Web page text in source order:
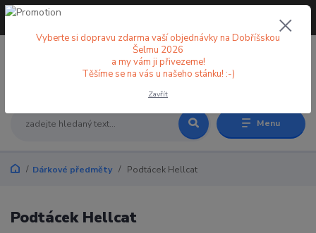
Menu
+420 773 998 582
Dárkové předměty Podtácek Hellcat
Podtácek Hellcat
Vyberte si dopravu zdarma vaší objednávky na Dobříšskou
Šelmu 2026
a my vám ji přivezeme!
Těšíme se na vás u našeho stánku! :-)
Zavřít